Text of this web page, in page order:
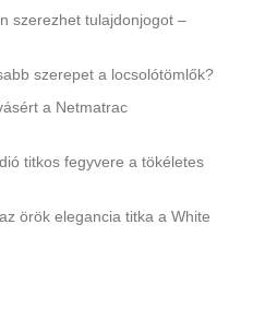
szerezhet tulajdonjogot –
szerepet a locsolótömlők?
a Netmatrac
titkos fegyvere a tökéletes
örök elegancia titka a White